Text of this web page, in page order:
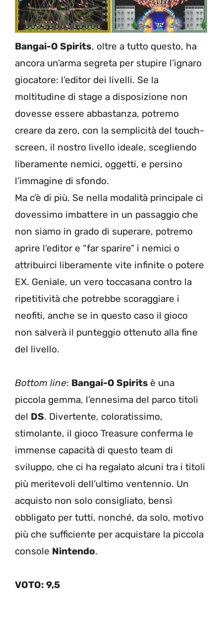
Bangai-O Spirits, oltre a tutto questo, ha
ancora un’arma segreta per stupire l’ignaro
giocatore: l’editor dei livelli. Se la
moltitudine di stage a disposizione non
dovesse essere abbastanza, potremo
creare da zero, con la semplicità del touch-
screen, il nostro livello ideale, scegliendo
liberamente nemici, oggetti, e persino
l’immagine di sfondo.
Ma c’è di più. Se nella modalità principale ci
dovessimo imbattere in un passaggio che
non siamo in grado di superare, potremo
aprire l’editor e “far sparire” i nemici o
attribuirci liberamente vite infinite o potere
EX. Geniale, un vero toccasana contro la
ripetitività che potrebbe scoraggiare i
neofiti, anche se in questo caso il gioco
non salverà il punteggio ottenuto alla fine
del livello.
Bottom line: Bangai-O Spirits è una
piccola gemma, l’ennesima del parco titoli
del DS. Divertente, coloratissimo,
stimolante, il gioco Treasure conferma le
immense capacità di questo team di
sviluppo, che ci ha regalato alcuni tra i titoli
più meritevoli dell’ultimo ventennio. Un
acquisto non solo consigliato, bensì
obbligato per tutti, nonché, da solo, motivo
più che sufficiente per acquistare la piccola
console Nintendo.
VOTO: 9,5